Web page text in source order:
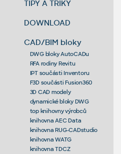
TIPY A TRIKY
DOWNLOAD
CAD/BIM bloky
DWG bloky AutoCADu
RFA rodiny Revitu
IPT součásti Inventoru
F3D součásti Fusion360
3D CAD modely
dynamické bloky DWG
top knihovny výrobců
knihovna AEC Data
knihovna RUG-CADstudio
knihovna WATG
knihovna TDCZ